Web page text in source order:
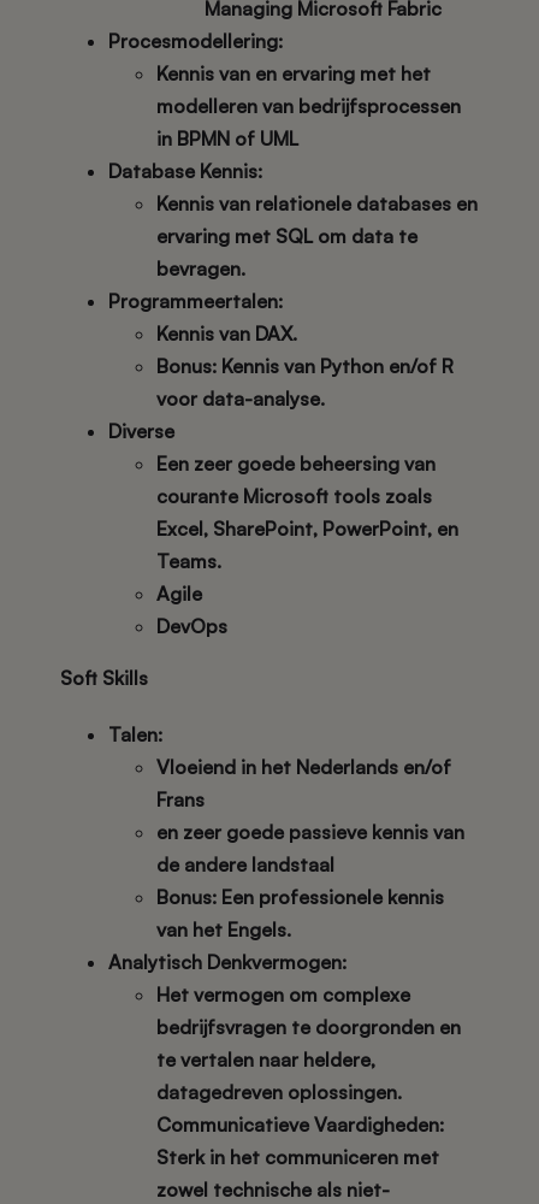
Managing Microsoft Fabric
Procesmodellering:
Kennis van en ervaring met het
modelleren van bedrijfsprocessen
in BPMN of UML
Database Kennis:
Kennis van relationele databases en
ervaring met SQL om data te
bevragen.
Programmeertalen:
Kennis van DAX.
Bonus: Kennis van Python en/of R
voor data-analyse.
Diverse
Een zeer goede beheersing van
courante Microsoft tools zoals
Excel, SharePoint, PowerPoint, en
Teams.
Agile
DevOps
Soft Skills
Talen:
Vloeiend in het Nederlands en/of
Frans
en zeer goede passieve kennis van
de andere landstaal
Bonus: Een professionele kennis
van het Engels.
Analytisch Denkvermogen:
Het vermogen om complexe
bedrijfsvragen te doorgronden en
te vertalen naar heldere,
datagedreven oplossingen.
Communicatieve Vaardigheden:
Sterk in het communiceren met
zowel technische als niet-